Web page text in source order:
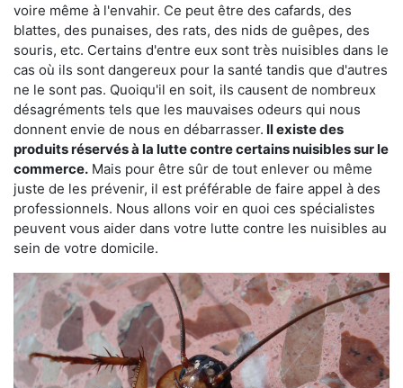
voire même à l'envahir. Ce peut être des cafards, des
blattes, des punaises, des rats, des nids de guêpes, des
souris, etc. Certains d'entre eux sont très nuisibles dans le
cas où ils sont dangereux pour la santé tandis que d'autres
ne le sont pas. Quoiqu'il en soit, ils causent de nombreux
désagréments tels que les mauvaises odeurs qui nous
donnent envie de nous en débarrasser. Il existe des
produits réservés à la lutte contre certains nuisibles sur le
commerce. Mais pour être sûr de tout enlever ou même
juste de les prévenir, il est préférable de faire appel à des
professionnels. Nous allons voir en quoi ces spécialistes
peuvent vous aider dans votre lutte contre les nuisibles au
sein de votre domicile.